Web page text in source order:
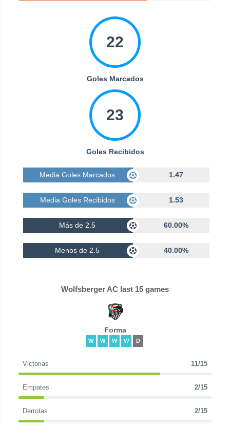
22
Goles Marcados
23
Goles Recibidos
Media Goles Marcados 1.47
Media Goles Recibidos 1.53
Más de 2.5 60.00%
Menos de 2.5 40.00%
Wolfsberger AC last 15 games
Forma
W W W W D
Victorias 11/15
Empates 2/15
Derrotas 2/15